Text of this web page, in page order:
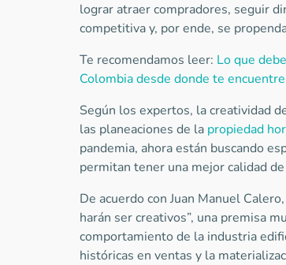
lograr atraer compradores, seguir
competitiva y, por ende, se
Te recomendamos leer: Lo que
Colombia desde donde te
Según los expertos, la creatividad
las planeaciones de la propiedad
pandemia, ahora están buscando
permitan tener una mejor calidad
De acuerdo con Juan Manuel
harán ser creativos”, una premisa
comportamiento de la industria
históricas en ventas y la